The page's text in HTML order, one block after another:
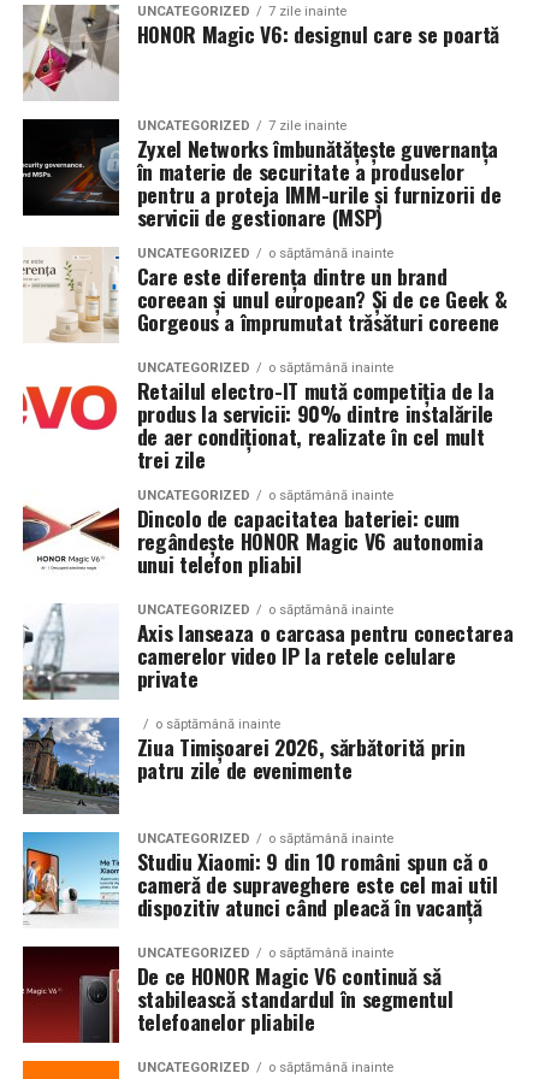
este una dintre cele mai complexe decizii în medicina
reproductivă: la o femeie cu endometriom ovarian care
urmează FIV, operezi sau nu înainte?
Argumente pentru chistectomie preoperatorie:
Acces mai bun la foliculii ovarieni la puncție
Reducerea contaminării cu lichidul toxic din
endometriom
Îmbunătățirea mediului folicular
Argumente împotriva chistectomiei preoperatorii:
Chistectomia reduce rezerva ovariană — risc real,
mai ales pentru endometrioame bilaterale sau
recurente
Beneficiul asupra ratelor de sarcină la FIV nu este
demonstrat consistent în studii
Decizia se ia individualizat
ginecologul chirurg și specialistul FIV, luând în
considerare: dimensiunea endometriomului, rezerva
ovariană curentă, istoricul de operații ovariene
anterioare și numărul de cicluri FIV planificate.
Când intervine chirurgia în endometrioza asociată
infertilității?
Indicații clare pentru chirurgie laparoscopică:
Endometrioame ovariene peste 4-5 cm— risc de
complicații (torsiune, ruptură), accesibilitate dificilă
la puncție, impact asupra calității ovocitelor
Obstrucție tubară cauzată de aderențe sau
endometrioză — chirurgia poate restabili
permeabilitatea tubară
Specificații tehnice principale:
Panouri fotovoltaice instalate:
Sistem de stocare:52 kWh baterii LiFePO4
Invertor hibrid:24 kW
Dimensiune container transport:
3 × 2,5
metri
liniari
Conectică:priză 220 V monofazic, priză
380 V trifazic, priză încărcare auto electric
Climatizare:aer condiționat integrat pentru
menținerea bateriilor la temperatură optimă
pe teren accidentat
Configurația conectică a fost dimensionată conform cerințelor
beneficiarului. La cerere, modelul poate fi extins cu prize
suplimentare, sisteme de iluminat exterior, monitorizare la
distanță și conectivitate GSM.
Gama completă: de la 3 metri la 12 metri
lungime container
Modelul livrat către beneficiar reprezintă varianta de intrare a
gamei UZINEX. Producătorul oferăcentrale fotovoltaice
mobile în configurații adaptate volumului de consum al fiecărui
UNCATEGORIZED 7 zile inainte
HONOR Magic V6: designul care se poartă
UNCATEGORIZED 7 zile inainte
Zyxel Networks îmbunătățește guvernanța
în materie de securitate a produselor
pentru a proteja IMM-urile și furnizorii de
servicii de gestionare (MSP)
UNCATEGORIZED o săptămână inainte
Care este diferența dintre un brand
coreean și unul european? Și de ce Geek &
Gorgeous a împrumutat trăsături coreene
UNCATEGORIZED o săptămână inainte
Retailul electro-IT mută competiția de la
produs la servicii: 90% dintre instalările
de aer condiționat, realizate în cel mult
trei zile
UNCATEGORIZED o săptămână inainte
Dincolo de capacitatea bateriei: cum
regândește HONOR Magic V6 autonomia
unui telefon pliabil
UNCATEGORIZED o săptămână inainte
Axis lanseaza o carcasa pentru conectarea
camerelor video IP la retele celulare
private
o săptămână inainte
Ziua Timișoarei 2026, sărbătorită prin
patru zile de evenimente
UNCATEGORIZED o săptămână inainte
Studiu Xiaomi: 9 din 10 români spun că o
cameră de supraveghere este cel mai util
dispozitiv atunci când pleacă în vacanță
UNCATEGORIZED o săptămână inainte
De ce HONOR Magic V6 continuă să
stabilească standardul în segmentul
telefoanelor pliabile
UNCATEGORIZED o săptămână inainte